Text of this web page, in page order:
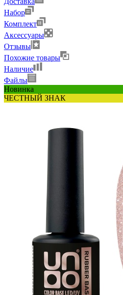
Набор
Комплект
Аксессуары
Отзывы
Похожие товары
Наличие
Файлы
Новинка
ЧЕСТНЫЙ ЗНАК